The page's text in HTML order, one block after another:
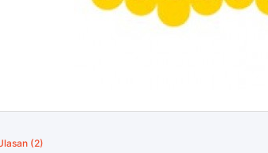
(2)